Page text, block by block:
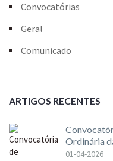
Convocatórias
Geral
Comunicado
ARTIGOS RECENTES
Ordinária
01-04-2026